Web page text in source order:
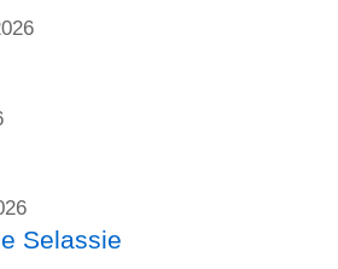
Selassie